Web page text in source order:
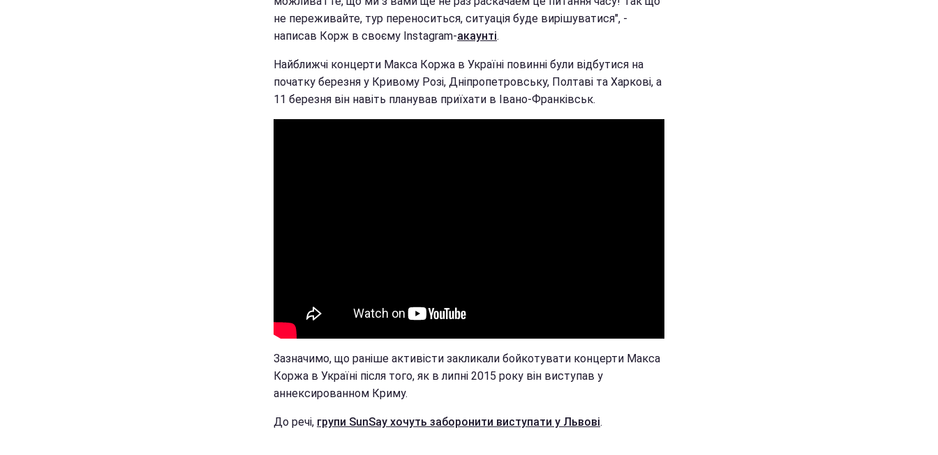
не переживайте, тур переноситься, ситуація буде вирішуватися", -
написав Корж в своєму Instagram-акаунті.
Найближчі концерти Макса Коржа в Україні повинні були відбутися на
початку березня у Кривому Розі, Дніпропетровську, Полтаві та Харкові, а
11 березня він навіть планував приїхати в Івано-Франківськ.
Зазначимо, що раніше активісти закликали бойкотувати концерти Макса
Коржа в Україні після того, як в липні 2015 року він виступав у
аннексированном Криму.
До речі, групи SunSay хочуть заборонити виступати у Львові.